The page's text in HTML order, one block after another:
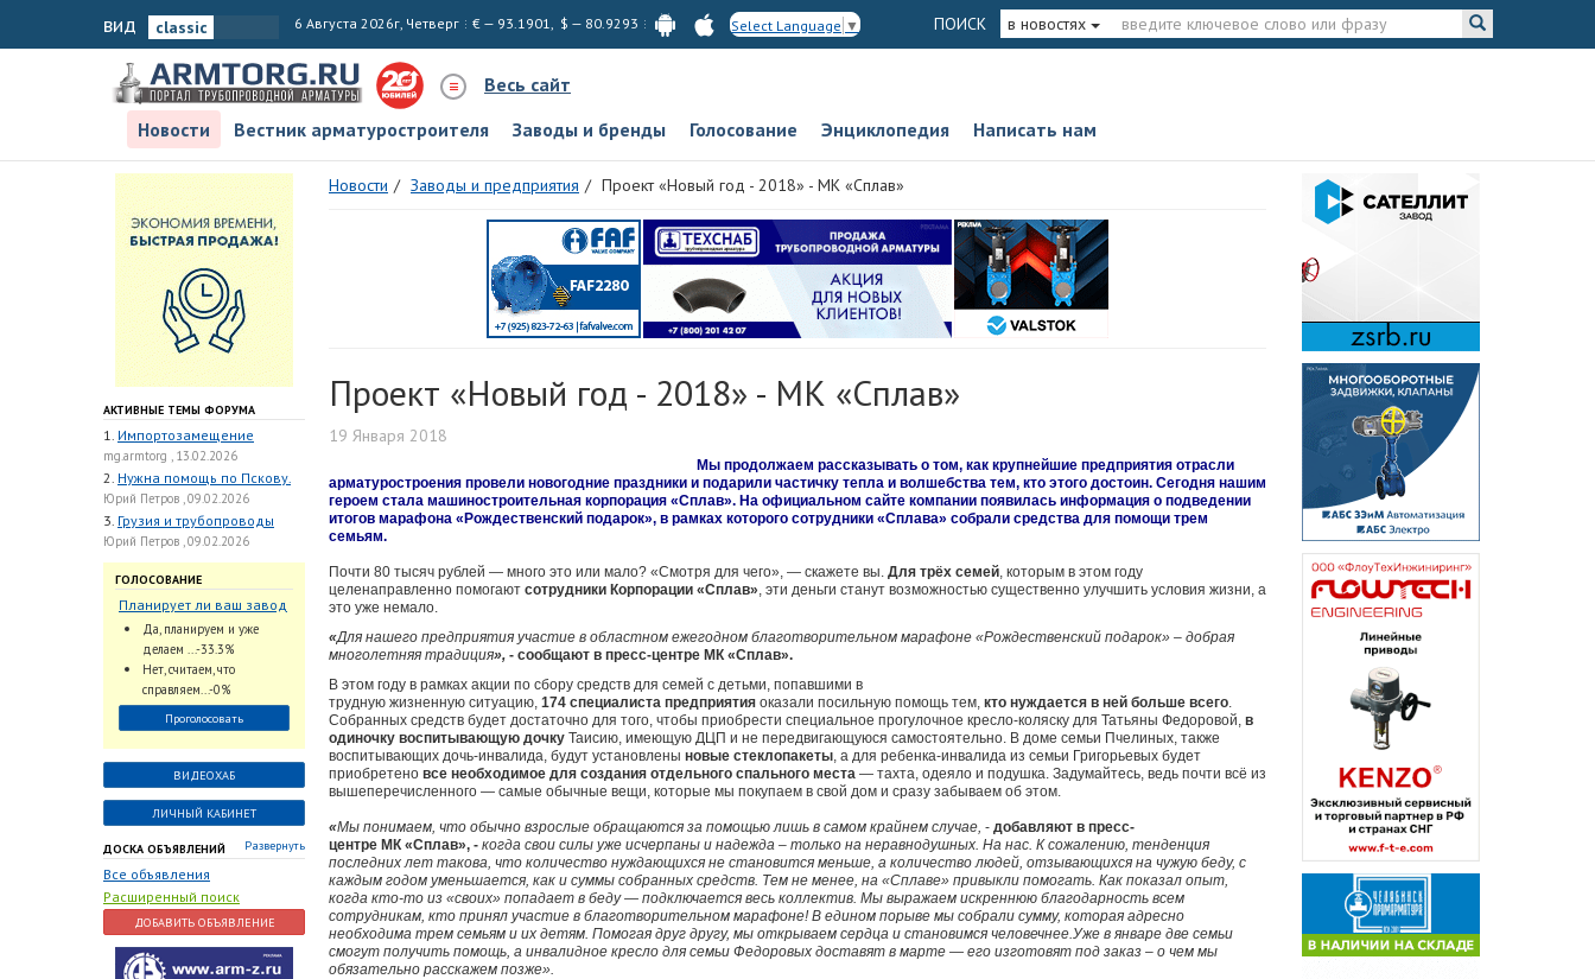
вид 6 Августа 2026г, Четверг € — 93.1901, $ — 80.9293 Select Language ▼ ПОИСК в новостях
Весь сайт
Новости
Вестник арматуростроителя Заводы и бренды Голосование Энциклопедия Написать нам
АКТИВНЫЕ ТЕМЫ ФОРУМА
1. Импортозамещение
mg.armtorg , 13.02.2026
2. Нужна помощь по Пскову.
Юрий Петров , 09.02.2026
3. Грузия и трубопроводы
Юрий Петров , 09.02.2026
ГОЛОСОВАНИЕ
Планирует ли ваш завод
использовать
промышленный
интеллект и цифровые
заказы для ускорения
обработки заказов и
оперативной отгрузки
продукции конечному
потребителю?
Да, планируем и уже
делаем ...-33.3%
Нет, считаем, что
справляем...-0%
Проголосовать
ВИДЕОХАБ
ЛИЧНЫЙ КАБИНЕТ
ДОСКА ОБЪЯВЛЕНИЙ Развернуть
Все объявления
Расширенный поиск
ДОБАВИТЬ ОБЪЯВЛЕНИЕ
Новости Заводы и предприятия Проект «Новый год - 2018» - МК «Сплав»
Проект «Новый год - 2018» - МК «Сплав»
19 Января 2018
Мы продолжаем рассказывать о том, как крупнейшие предприятия отрасли
арматуростроения провели новогодние праздники и подарили частичку тепла и волшебства тем, кто этого достоин. Сегодня нашим
героем стала машиностроительная корпорация «Сплав». На официальном сайте компании появилась информация о подведении
итогов марафона «Рождественский подарок», в рамках которого сотрудники «Сплава» собрали средства для помощи трем
семьям.
Почти 80 тысяч рублей — много это или мало? «Смотря для чего», — скажете вы. Для трёх семей, которым в этом году
целенаправленно помогают сотрудники Корпорации «Сплав», эти деньги станут возможностью существенно улучшить условия жизни, а
это уже немало.
«Для нашего предприятия участие в областном ежегодном благотворительном марафоне «Рождественский подарок» – добрая
многолетняя традиция», - сообщают в пресс-центре МК «Сплав».
В этом году в рамках акции по сбору средств для семей с детьми, попавшими в
трудную жизненную ситуацию, 174 специалиста предприятия оказали посильную помощь тем, кто нуждается в ней больше всего.
Собранных средств будет достаточно для того, чтобы приобрести специальное прогулочное кресло-коляску для Татьяны Федоровой, в
одиночку воспитывающую дочку Таисию, имеющую ДЦП и не передвигающуюся самостоятельно. В доме семьи Пчелиных, также
воспитывающих дочь-инвалида, будут установлены новые стеклопакеты, а для ребенка-инвалида из семьи Григорьевых будет
приобретено все необходимое для создания отдельного спального места — тахта, одеяло и подушка. Задумайтесь, ведь почти всё из
вышеперечисленного — самые обычные вещи, которые мы покупаем в свой дом и сразу забываем об этом.
«Мы понимаем, что обычно взрослые обращаются за помощью лишь в самом крайнем случае, - добавляют в пресс-
центре МК «Сплав», - когда свои силы уже исчерпаны и надежда – только на неравнодушных. На нас. К сожалению, тенденция
последних лет такова, что количество нуждающихся не становится меньше, а количество людей, отзывающихся на чужую беду, с
каждым годом уменьшается, как и суммы собранных средств. Тем не менее, на «Сплаве» привыкли помогать. Как показал опыт,
когда кто-то из «своих» попадает в беду — подключается весь коллектив. Мы выражаем искреннюю благодарность всем
сотрудникам, кто принял участие в благотворительном марафоне! В едином порыве мы собрали сумму, которая адресно
необходима трем семьям и их детям. Помогая друг другу, мы открываем сердца и становимся человечнее.Уже в январе две семьи
смогут получить помощь, а инвалидное кресло для семьи Федоровых доставят в марте — его изготовят под заказ – о чем мы
обязательно расскажем позже».